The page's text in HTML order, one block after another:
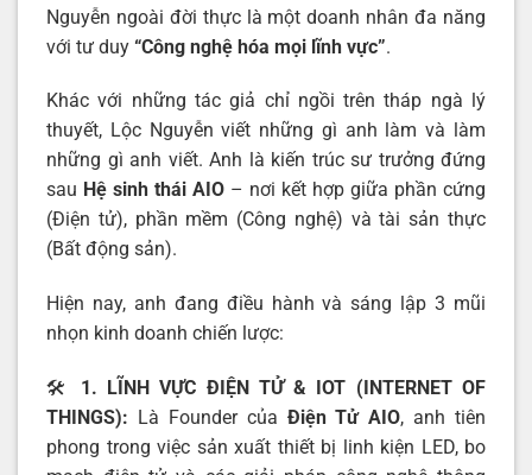
Nguyễn ngoài đời thực là một doanh nhân đa năng
với tư duy “Công nghệ hóa mọi lĩnh vực”.
Khác với những tác giả chỉ ngồi trên tháp ngà lý
thuyết, Lộc Nguyễn viết những gì anh làm và làm
những gì anh viết. Anh là kiến trúc sư trưởng đứng
sau Hệ sinh thái AIO – nơi kết hợp giữa phần cứng
(Điện tử), phần mềm (Công nghệ) và tài sản thực
(Bất động sản).
Hiện nay, anh đang điều hành và sáng lập 3 mũi
nhọn kinh doanh chiến lược:
🛠️ 1. LĨNH VỰC ĐIỆN TỬ & IOT (INTERNET OF
THINGS): Là Founder của Điện Tử AIO, anh tiên
phong trong việc sản xuất thiết bị linh kiện LED, bo